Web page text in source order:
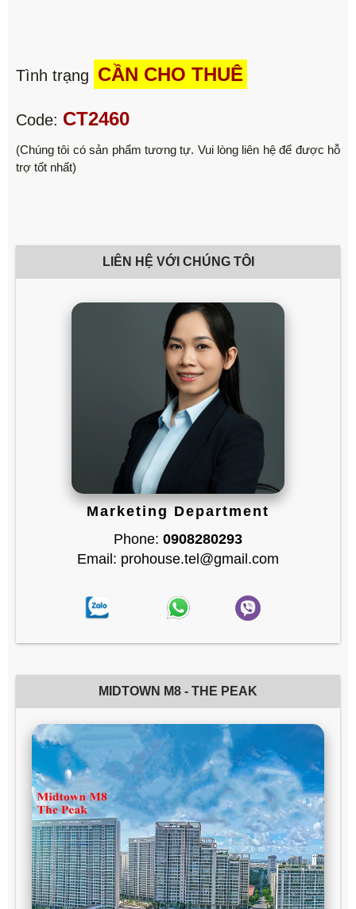
Tình trạng CẦN CHO THUÊ
Code: CT2460
(Chúng tôi có sản phẩm tương tự. Vui lòng liên hệ để được hỗ
trợ tốt nhất)
LIÊN HỆ VỚI CHÚNG TÔI
Marketing Department
Phone: 0908280293
Email: prohouse.tel@gmail.com
MIDTOWN M8 - THE PEAK